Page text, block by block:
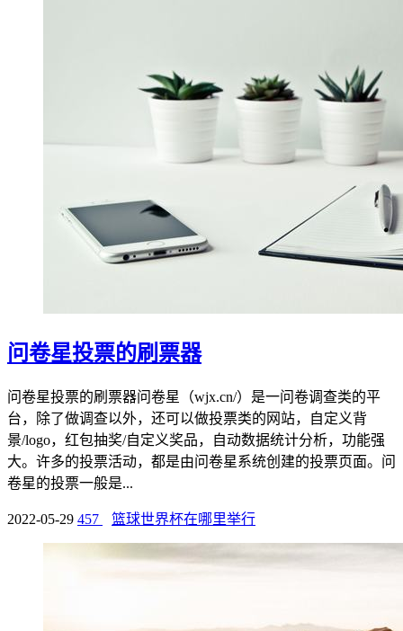
问卷星投票的刷票器
问卷星投票的刷票器问卷星（wjx.cn/）是一问卷调查类的平
台，除了做调查以外，还可以做投票类的网站，自定义背
景/logo，红包抽奖/自定义奖品，自动数据统计分析，功能强
大。许多的投票活动，都是由问卷星系统创建的投票页面。问
卷星的投票一般是...
2022-05-29 457 篮球世界杯在哪里举行